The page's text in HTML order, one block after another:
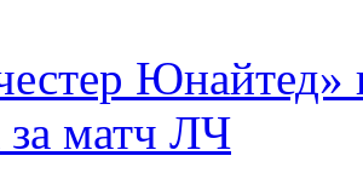
Юнайтед»
за матч ЛЧ